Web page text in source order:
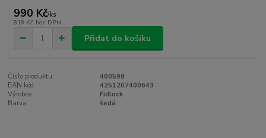
990 Kč/ks
818 Kč bez DPH
Přidat do košíku
Číslo produktu:
400599
EAN kód:
4251207400643
Výrobce:
Fidlock
Barva:
šedá